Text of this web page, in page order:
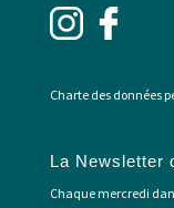
Charte des données
La Newsletter
Chaque mercredi